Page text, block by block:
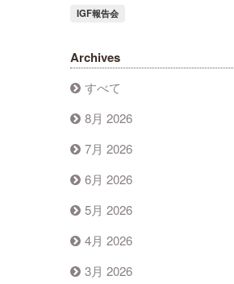
IGF報告会
Archives
すべて
8月 2026
7月 2026
6月 2026
5月 2026
4月 2026
3月 2026